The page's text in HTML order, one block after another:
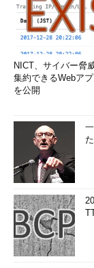
NICT、サイバー脅
集約できるWebアプ
を公開